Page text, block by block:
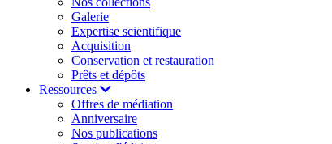
Galerie
Expertise scientifique
Acquisition
Conservation et restauration
Prêts et dépôts
Ressources
Offres de médiation
Anniversaire
Nos publications